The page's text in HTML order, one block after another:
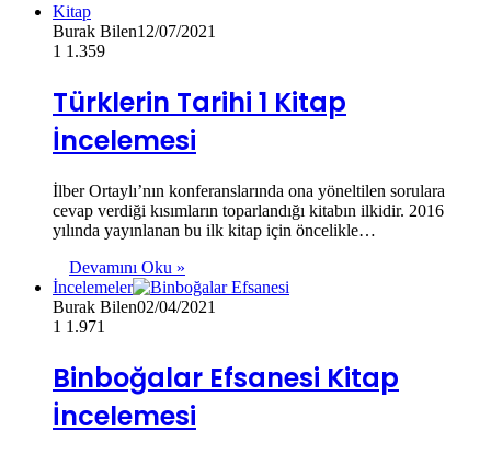
Kitap
Burak Bilen12/07/2021
1 1.359
Türklerin Tarihi 1 Kitap
İncelemesi
İlber Ortaylı’nın konferanslarında ona yöneltilen sorulara
cevap verdiği kısımların toparlandığı kitabın ilkidir. 2016
yılında yayınlanan bu ilk kitap için öncelikle…
Devamını Oku »
İncelemeler
Burak Bilen02/04/2021
1 1.971
Binboğalar Efsanesi Kitap
İncelemesi